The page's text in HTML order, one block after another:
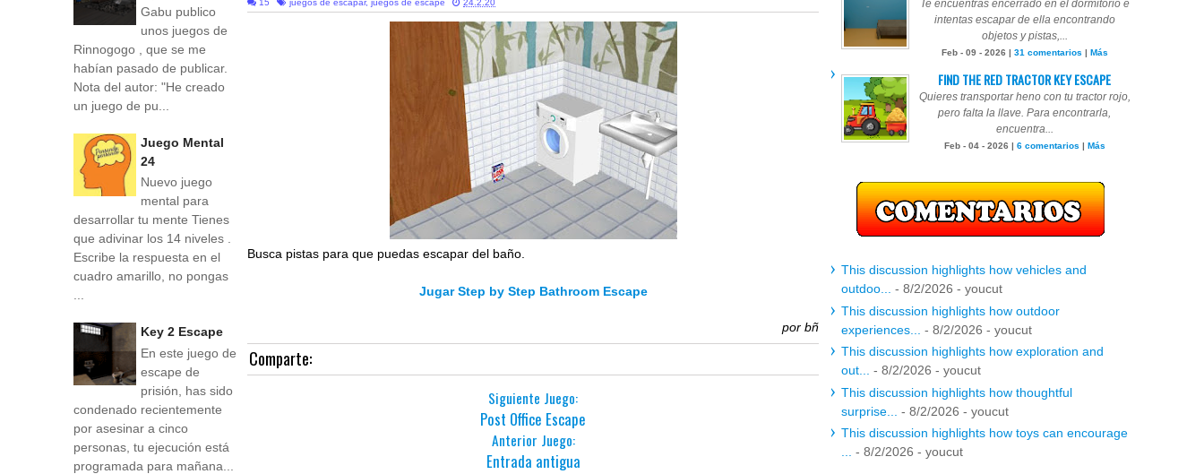
15 juegos de escapar, juegos de escape 24.2.20
Busca pistas para que puedas escapar del baño.
Jugar Step by Step Bathroom Escape
por bñ
Comparte:
Siguiente Juego:
Post Office Escape
Anterior Juego:
Entrada antigua
Gabu publico
unos juegos de
Rinnogogo , que se me
habían pasado de publicar.
Nota del autor: "He creado
un juego de pu...
Juego Mental
24
Nuevo juego
mental para
desarrollar tu mente Tienes
que adivinar los 14 niveles .
Escribe la respuesta en el
cuadro amarillo, no pongas
...
Key 2 Escape
En este juego de
escape de
prisión, has sido
condenado recientemente
por asesinar a cinco
personas, tu ejecución está
programada para mañana...
Te encuentras encerrado en el dormitorio e
intentas escapar de ella encontrando
objetos y pistas,...
Feb - 09 - 2026 | 31 comentarios | Más
FIND THE RED TRACTOR KEY ESCAPE
Quieres transportar heno con tu tractor rojo,
pero falta la llave. Para encontrarla,
encuentra...
Feb - 04 - 2026 | 6 comentarios | Más
This discussion highlights how vehicles and
outdoo...
- 8/2/2026 - youcut
This discussion highlights how outdoor
experiences...
- 8/2/2026 - youcut
This discussion highlights how exploration and
out...
- 8/2/2026 - youcut
This discussion highlights how thoughtful
surprise...
- 8/2/2026 - youcut
This discussion highlights how toys can encourage
- 8/2/2026 - youcut